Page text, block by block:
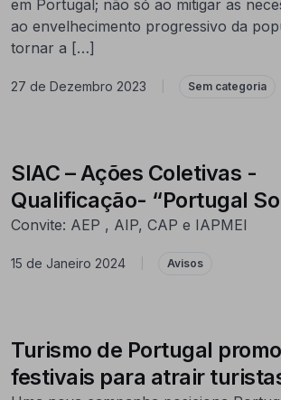
em Portugal; não só ao mitigar as
ao envelhecimento progressivo da
tornar a […]
27 de Dezembro 2023 Sem categoria
SIAC – Ações Coletivas -
Qualificação- “Portugal
Convite: AEP , AIP, CAP e IAPMEI
15 de Janeiro 2024 Avisos
Turismo de Portugal
festivais para atrair